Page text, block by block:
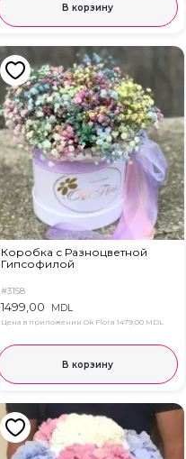
В корзину
Коробка с Разноцветной
Гипсофилой
#3158
1499,00 MDL
Цена в приложении Ok Flora 1479,00 MDL
В корзину